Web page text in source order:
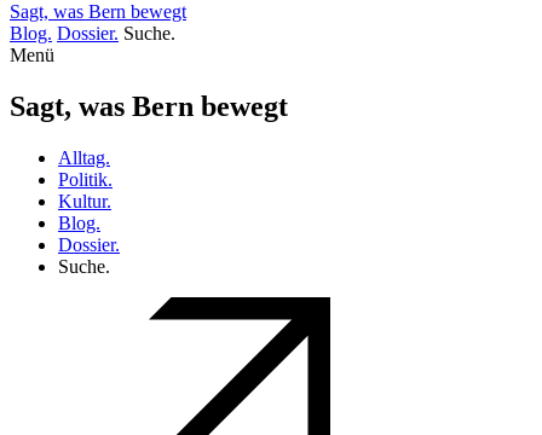
Sagt, was Bern bewegt
Blog. Dossier. Suche.
Menü
Sagt, was Bern bewegt
Alltag.
Politik.
Kultur.
Blog.
Dossier.
Suche.